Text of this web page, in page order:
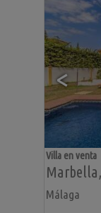
<
Marbella,
Málaga
Villa en venta